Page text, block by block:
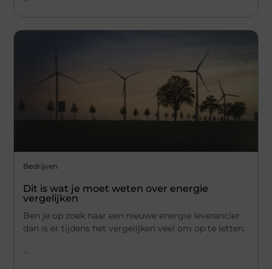
Bedrijven
Dit is wat je moet weten over energie
vergelijken
Ben je op zoek naar een nieuwe energie leverancier
dan is er tijdens het vergelijken veel om op te letten.
...